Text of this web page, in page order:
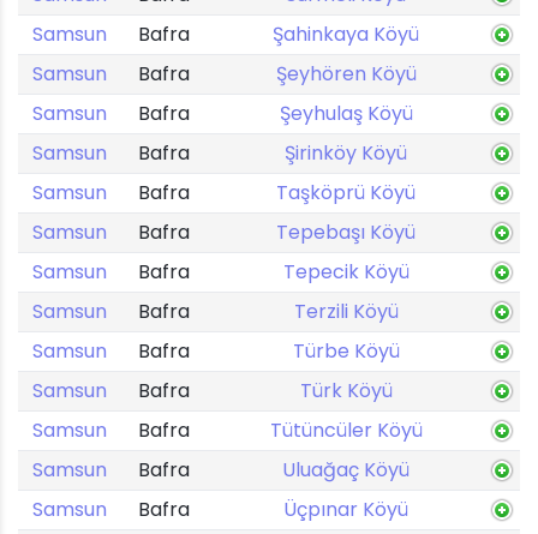
Samsun
Bafra
Şahinkaya Köyü
Samsun
Bafra
Şeyhören Köyü
Samsun
Bafra
Şeyhulaş Köyü
Samsun
Bafra
Şirinköy Köyü
Samsun
Bafra
Taşköprü Köyü
Samsun
Bafra
Tepebaşı Köyü
Samsun
Bafra
Tepecik Köyü
Samsun
Bafra
Terzili Köyü
Samsun
Bafra
Türbe Köyü
Samsun
Bafra
Türk Köyü
Samsun
Bafra
Tütüncüler Köyü
Samsun
Bafra
Uluağaç Köyü
Samsun
Bafra
Üçpınar Köyü